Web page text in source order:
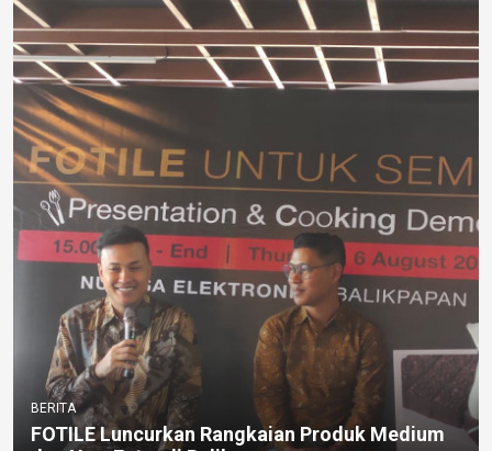
BERITA
FOTILE Luncurkan Rangkaian Produk Medium